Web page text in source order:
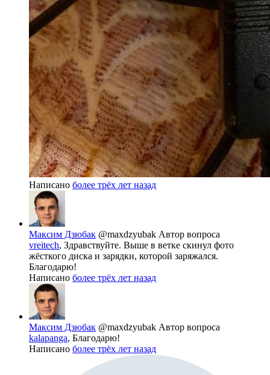
Написано более трёх лет назад
Максим Дзюбак @maxdzyubak Автор вопроса
vreitech, Здравствуйте. Выше в ветке скинул фото
жёсткого диска и зарядки, которой заряжался.
Благодарю!
Написано более трёх лет назад
Максим Дзюбак @maxdzyubak Автор вопроса
kalapanga, Благодарю!
Написано более трёх лет назад